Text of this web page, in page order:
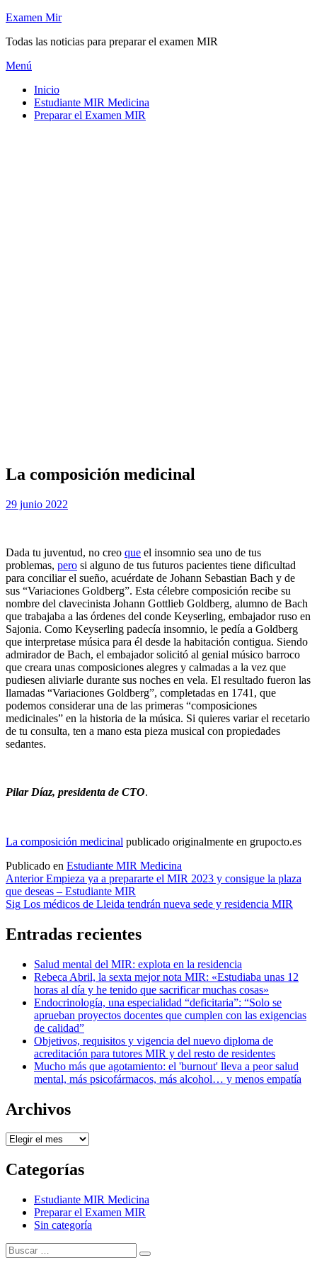
Saltar
contenido
Examen Mir
Todas las noticias para preparar el examen MIR
Menú
Inicio
Estudiante MIR Medicina
Preparar el Examen MIR
La composición medicinal
por
Publicada
29 junio 2022
Dada tu juventud, no creo que el insomnio sea uno de tus
problemas, pero si alguno de tus futuros pacientes tiene dificultad
para conciliar el sueño, acuérdate de Johann Sebastian Bach y de
sus “Variaciones Goldberg”. Esta célebre composición recibe su
nombre del clavecinista Johann Gottlieb Goldberg, alumno de Bach
que trabajaba a las órdenes del conde Keyserling, embajador ruso en
Sajonia. Como Keyserling padecía insomnio, le pedía a Goldberg
que interpretase música para él desde la habitación contigua. Siendo
admirador de Bach, el embajador solicitó al genial músico barroco
que creara unas composiciones alegres y calmadas a la vez que
pudiesen aliviarle durante sus noches en vela. El resultado fueron las
llamadas “Variaciones Goldberg”, completadas en 1741, que
podemos considerar una de las primeras “composiciones
medicinales” en la historia de la música. Si quieres variar el recetario
de tu consulta, ten a mano esta pieza musical con propiedades
sedantes.
Pilar Díaz, presidenta de CTO.
La composición medicinal publicado originalmente en grupocto.es
Publicado en Estudiante MIR Medicina
Navegación
de
Anterior Empieza ya a prepararte el MIR 2023 y consigue la plaza
que deseas – Estudiante MIR
Sig Los médicos de Lleida tendrán nueva sede y residencia MIR
Entradas recientes
Salud mental del MIR: explota en la residencia
Rebeca Abril, la sexta mejor nota MIR: «Estudiaba unas 12
horas al día y he tenido que sacrificar muchas cosas»
Endocrinología, una especialidad “deficitaria”: “Solo se
aprueban proyectos docentes que cumplen con las exigencias
de calidad”
Objetivos, requisitos y vigencia del nuevo diploma de
acreditación para tutores MIR y del resto de residentes
Mucho más que agotamiento: el 'burnout' lleva a peor salud
mental, más psicofármacos, más alcohol… y menos empatía
Archivos
Archivos
Categorías
Estudiante MIR Medicina
Preparar el Examen MIR
Sin categoría
Buscar:
Buscar